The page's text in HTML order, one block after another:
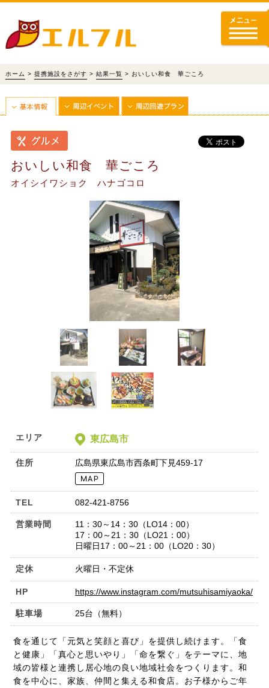
ホーム > 提携施設をさがす > 結果一覧 > おいしい和食 華ごころ
おいしい和食 華ごころ
オイシイワショク ハナゴコロ
エリア 東広島市
住所 広島県東広島市西条町下見459-17
TEL 082-421-8756
営業時間
11：30～14：30（LO14：00）
17：00～21：30（LO21：00）
日曜日17：00～21：00（LO20：30）
定休 火曜日・不定休
HP https://www.instagram.com/mutsuhisamiyaoka/
駐車場 25台（無料）
食を通じて「元気と笑顔と喜び」を提供し続けます。「食
と健康」「真心と思いやり」「命を繋ぐ」をテーマに、地
域の皆様と連携し居心地の良い地域社会をつくります。和
食を中心に、家族、仲間と集える和食店。お子様からご年